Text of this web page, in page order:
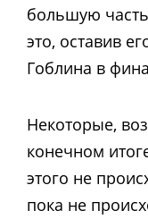
большую
это, оставив
Гоблина в
Некоторые,
конечном
этого не
пока не